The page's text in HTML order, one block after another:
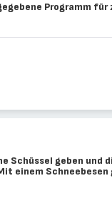
Programm
Schüssel geben und
einem Schneebesen